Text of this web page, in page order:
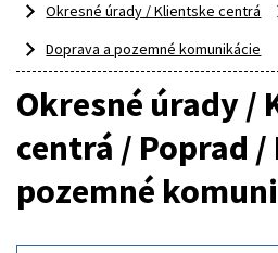
Okresné úrady / Klientske centrá
Doprava a pozemné komunikácie
Okresné úrady /
centrá / Poprad /
pozemné